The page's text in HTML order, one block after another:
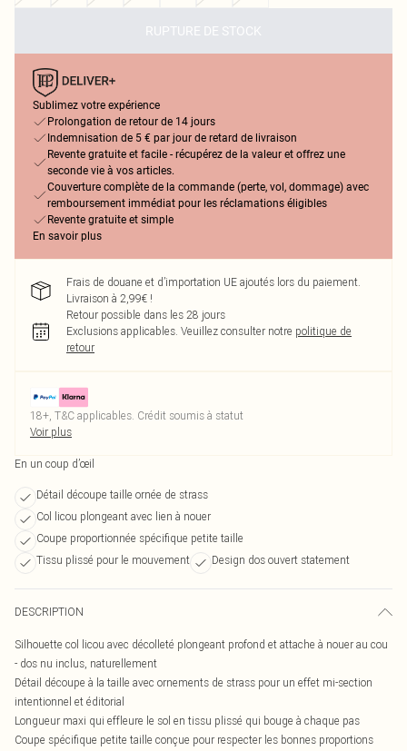
RUPTURE DE STOCK
Sublimez votre expérience
Prolongation de retour de 14 jours
Indemnisation de 5 € par jour de retard de livraison
Revente gratuite et facile - récupérez de la valeur et offrez une
seconde vie à vos articles.
Couverture complète de la commande (perte, vol, dommage) avec
remboursement immédiat pour les réclamations éligibles
Revente gratuite et simple
En savoir plus
Frais de douane et d’importation UE ajoutés lors du paiement.
Livraison à 2,99€ !
Retour possible dans les 28 jours
Exclusions applicables. Veuillez consulter notre politique de
retour
18+, T&C applicables. Crédit soumis à statut
Voir plus
En un coup d’œil
Détail découpe taille ornée de strass
Col licou plongeant avec lien à nouer
Coupe proportionnée spécifique petite taille
Tissu plissé pour le mouvement
Design dos ouvert statement
DESCRIPTION
Silhouette col licou avec décolleté plongeant profond et attache à nouer au cou
- dos nu inclus, naturellement
Détail découpe à la taille avec ornements de strass pour un effet mi-section
intentionnel et éditorial
Longueur maxi qui effleure le sol en tissu plissé qui bouge à chaque pas
Coupe spécifique petite taille conçue pour respecter les bonnes proportions